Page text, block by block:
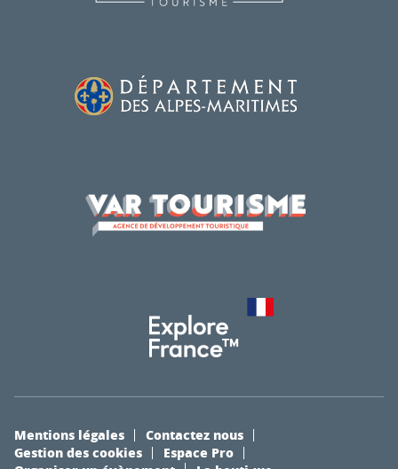
Mentions légales
Contactez nous
Gestion des cookies
Espace Pro